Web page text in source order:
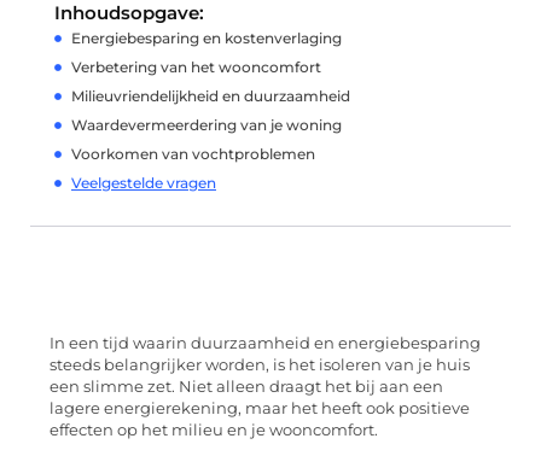
Inhoudsopgave:
Energiebesparing en kostenverlaging
Verbetering van het wooncomfort
Milieuvriendelijkheid en duurzaamheid
Waardevermeerdering van je woning
Voorkomen van vochtproblemen
Veelgestelde vragen
In een tijd waarin duurzaamheid en energiebesparing
steeds belangrijker worden, is het isoleren van je huis
een slimme zet. Niet alleen draagt het bij aan een
lagere energierekening, maar het heeft ook positieve
effecten op het milieu en je wooncomfort.